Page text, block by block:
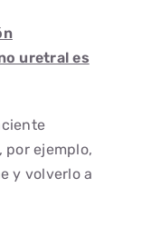
uretral es
por ejemplo,
y volverlo a